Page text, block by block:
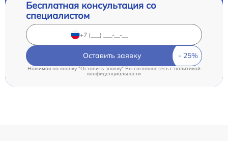
Бесплатная консультация со
специалистом
Оставить заявку
Нажимая на кнопку "Оставить заявку" Вы соглашаетесь c политикой
конфиденциальности